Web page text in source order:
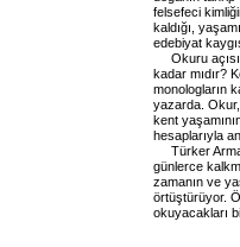
felsefeci
kaldığı,
edebiyat
Okuru
kadar mıdır?
monologların
yazarda.
kent
hesaplarıyla
Türker
günlerce
zamanın ve
örtüştürüyor.
okuyacakları